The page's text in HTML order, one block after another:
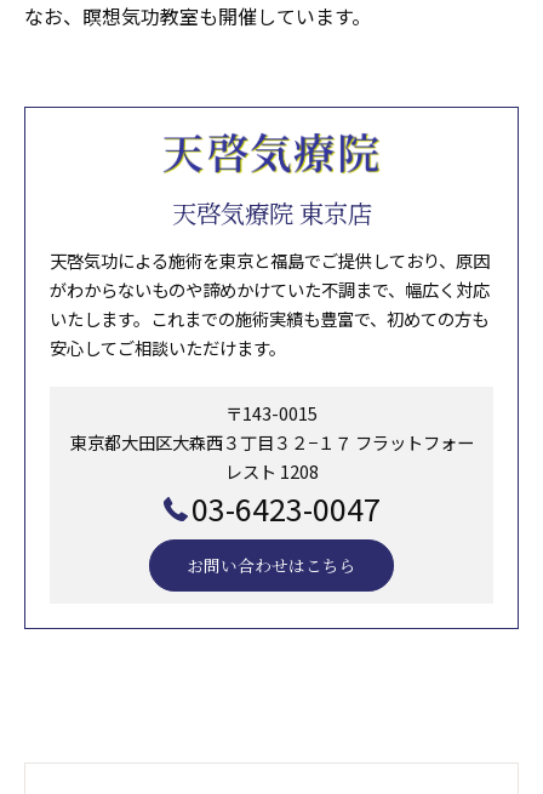
なお、瞑想気功教室も開催しています。
天啓気療院 東京店
天啓気功による施術を東京と福島でご提供しており、原因
がわからないものや諦めかけていた不調まで、幅広く対応
いたします。これまでの施術実績も豊富で、初めての方も
安心してご相談いただけます。
〒143-0015
東京都大田区大森西３丁目３２−１７ フラットフォー
レスト 1208
03-6423-0047
お問い合わせはこちら